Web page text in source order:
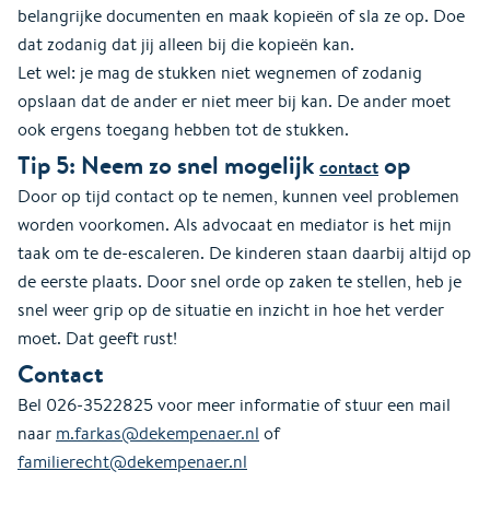
belangrijke documenten en maak kopieën of sla ze op. Doe
dat zodanig dat jij alleen bij die kopieën kan.
Let wel: je mag de stukken niet wegnemen of zodanig
opslaan dat de ander er niet meer bij kan. De ander moet
ook ergens toegang hebben tot de stukken.
Tip 5: Neem zo snel mogelijk contact op
Door op tijd contact op te nemen, kunnen veel problemen
worden voorkomen. Als advocaat en mediator is het mijn
taak om te de-escaleren. De kinderen staan daarbij altijd op
de eerste plaats. Door snel orde op zaken te stellen, heb je
snel weer grip op de situatie en inzicht in hoe het verder
moet. Dat geeft rust!
Contact
Bel 026-3522825 voor meer informatie of stuur een mail
naar m.farkas@dekempenaer.nl of
familierecht@dekempenaer.nl